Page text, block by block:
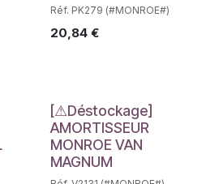
Réf. PK279 (#MONROE#)
20,84€
Déstockage
[⚠Déstockage]
AMORTISSEUR
MONROE VAN
MAGNUM